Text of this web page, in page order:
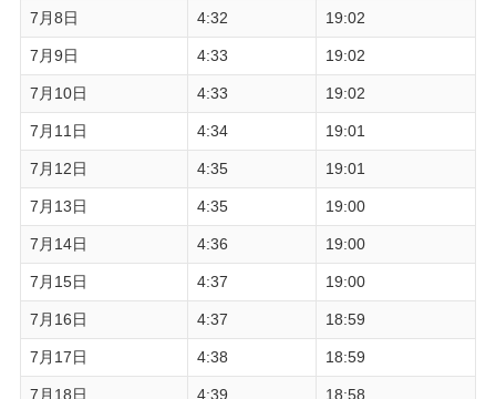
7月8日 4:32 19:02
7月9日 4:33 19:02
7月10日 4:33 19:02
7月11日 4:34 19:01
7月12日 4:35 19:01
7月13日 4:35 19:00
7月14日 4:36 19:00
7月15日 4:37 19:00
7月16日 4:37 18:59
7月17日 4:38 18:59
7月18日 4:39 18:58